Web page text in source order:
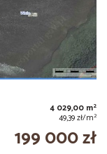
4 029,00 m2
49,39 zł/m2
199 000 zł